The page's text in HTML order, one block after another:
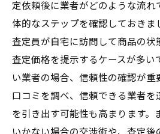
定依頼後に業者がどのような流れ
体的なステップを確認しておきま
査定員が自宅に訪問して商品の状
査定価格を提示するケースが多い
い業者の場合、信頼性の確認が重
口コミを調べ、信頼できる業者を
を引き出す可能性も高まります。